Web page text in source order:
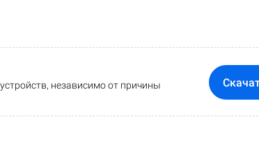
независимо от причины